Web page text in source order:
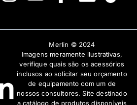
Merlin © 2024
Imagens meramente ilustrativas,
verifique quais são os acessórios
inclusos ao solicitar seu orçamento
de equipamento com um de
nossos consultores. Site destinado
a catálogo de produtos disponíveis